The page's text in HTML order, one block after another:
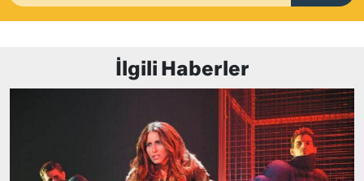
İlgili Haberler